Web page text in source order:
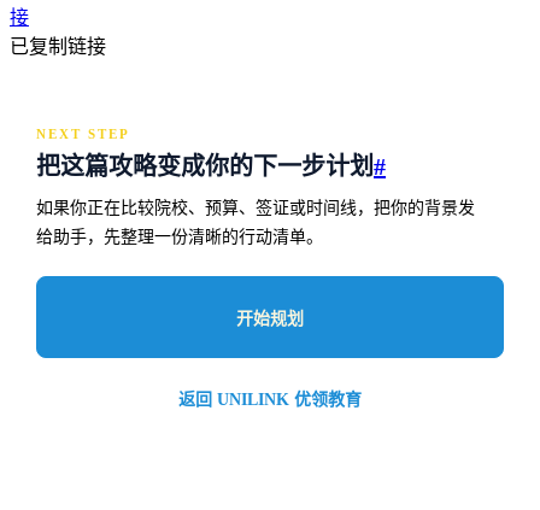
接
已复制链接
NEXT STEP
把这篇攻略变成你的下一步计划#
如果你正在比较院校、预算、签证或时间线，把你的背景发
给助手，先整理一份清晰的行动清单。
开始规划
返回 UNILINK 优领教育